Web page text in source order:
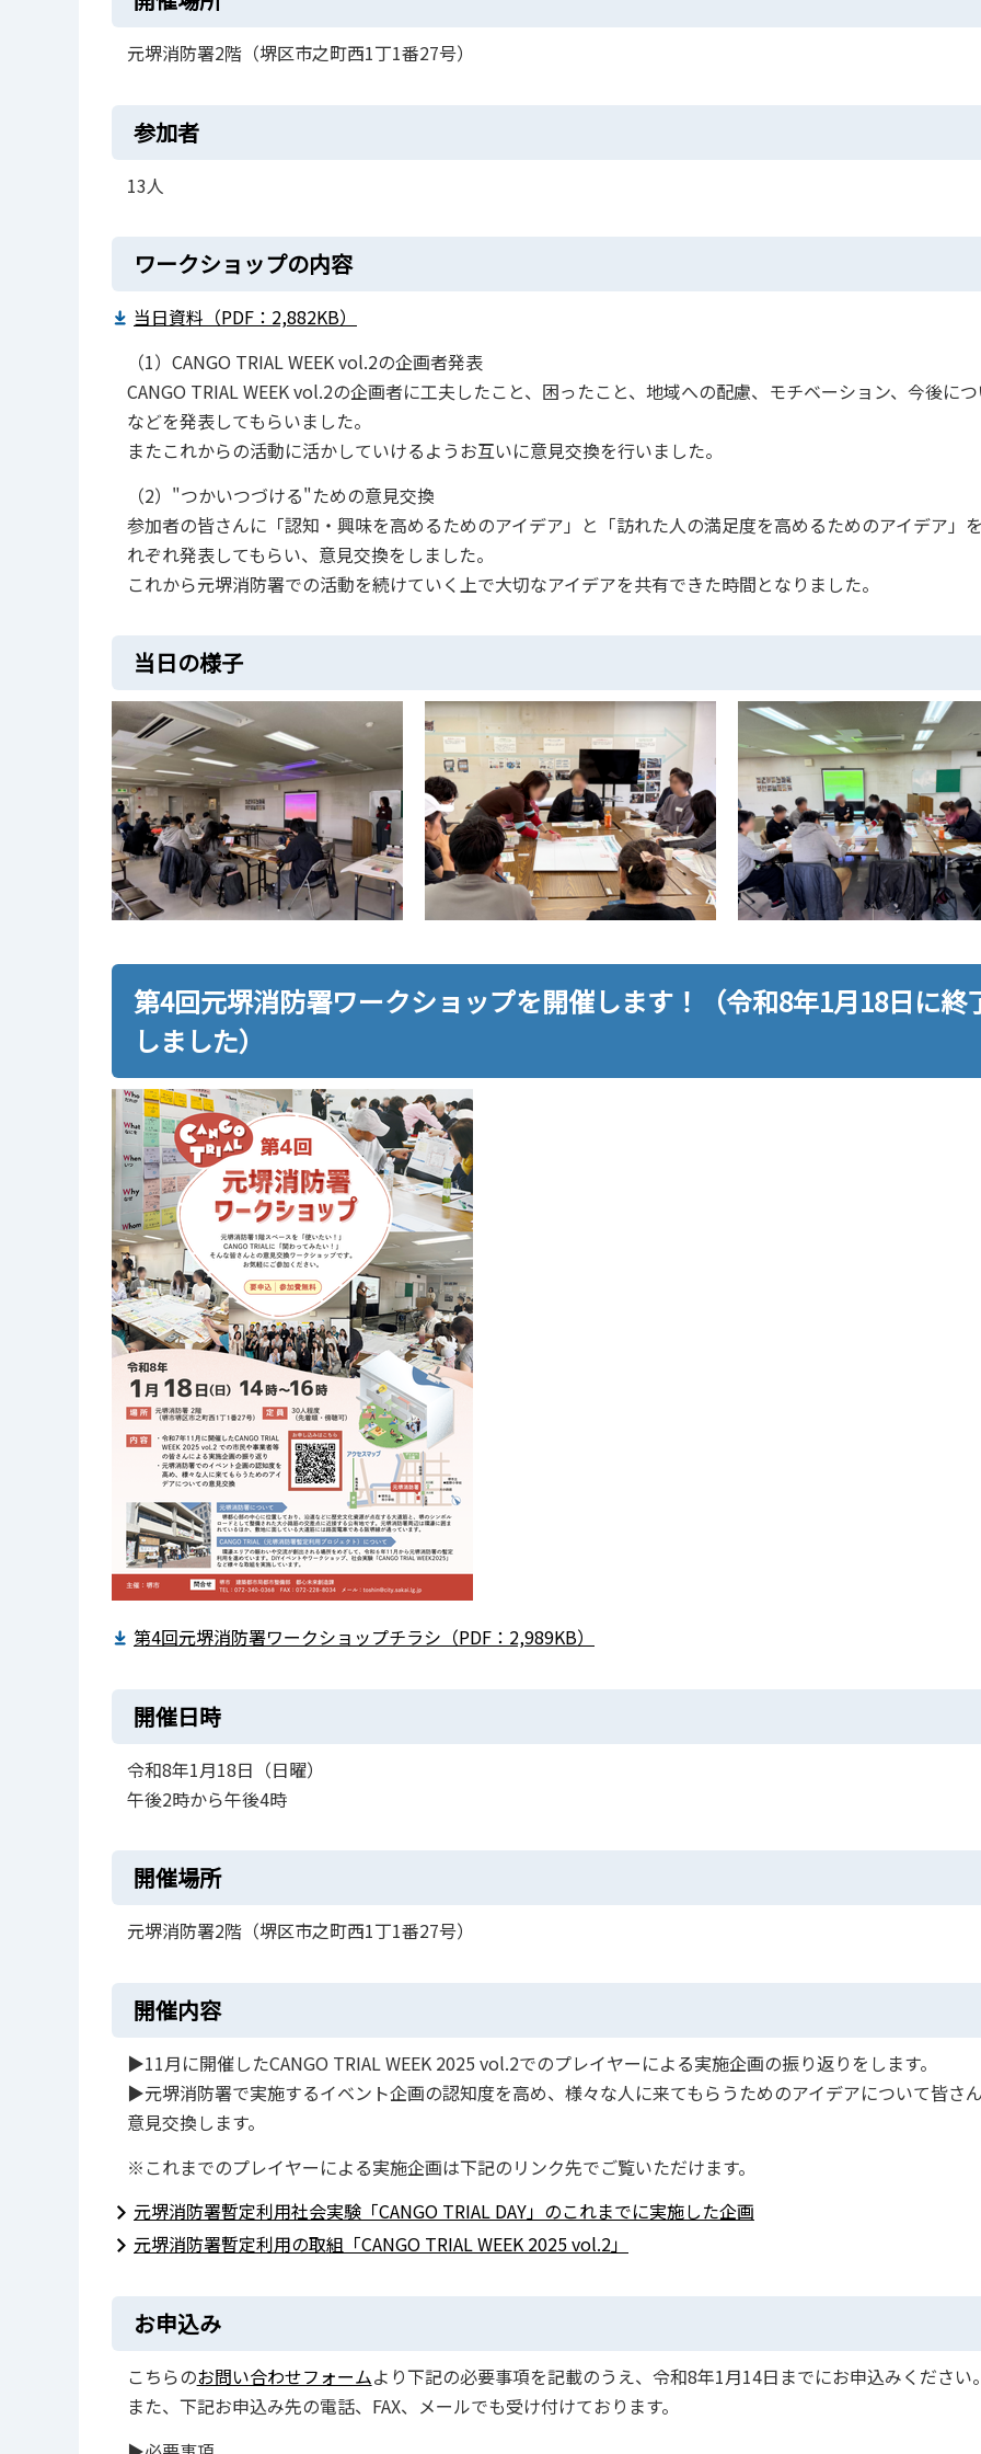
元堺消防署2階（堺区市之町西1丁1番27号）
参加者
13人
ワークショップの内容
当日資料（PDF：2,882KB）
（1）CANGO TRIAL WEEK vol.2の企画者発表
CANGO TRIAL WEEK vol.2の企画者に工夫したこと、困ったこと、地域への配慮、モチベーション、今後に
などを発表してもらいました。
またこれからの活動に活かしていけるようお互いに意見交換を行いました。
（2）"つかいつづける"ための意見交換
参加者の皆さんに「認知・興味を高めるためのアイデア」と「訪れた人の満足度を高めるためのアイデア」
れぞれ発表してもらい、意見交換をしました。
これから元堺消防署での活動を続けていく上で大切なアイデアを共有できた時間となりました。
当日の様子
第4回元堺消防署ワークショップを開催します！（令和8年1月18日に終
しました）
第4回元堺消防署ワークショップチラシ（PDF：2,989KB）
開催日時
令和8年1月18日（日曜）
午後2時から午後4時
開催場所
元堺消防署2階（堺区市之町西1丁1番27号）
開催内容
▶11月に開催したCANGO TRIAL WEEK 2025 vol.2でのプレイヤーによる実施企画の振り返りをします。
▶元堺消防署で実施するイベント企画の認知度を高め、様々な人に来てもらうためのアイデアについて皆さ
意見交換します。
※これまでのプレイヤーによる実施企画は下記のリンク先でご覧いただけます。
元堺消防署暫定利用社会実験「CANGO TRIAL DAY」のこれまでに実施した企画
元堺消防署暫定利用の取組「CANGO TRIAL WEEK 2025 vol.2」
お申込み
こちらのお問い合わせフォームより下記の必要事項を記載のうえ、令和8年1月14日までにお申込みください
また、下記お申込み先の電話、FAX、メールでも受け付けております。